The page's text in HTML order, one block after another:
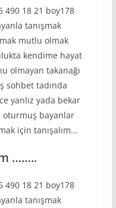
18 21 boy178
tanışmak
mutlu olmak
kendime hayat
olmayan takanağı
sohbet tadında
yanlız yada bekar
oturmuş bayanlar
için tanışalım…
……..
18 21 boy178
tanışmak